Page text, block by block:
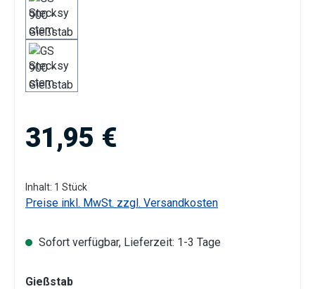
Regulärer Preis:
31,95 €
Inhalt: 1 Stück
Preise inkl. MwSt. zzgl. Versandkosten
Sofort verfügbar, Lieferzeit: 1-3 Tage
Gießstabauswählen